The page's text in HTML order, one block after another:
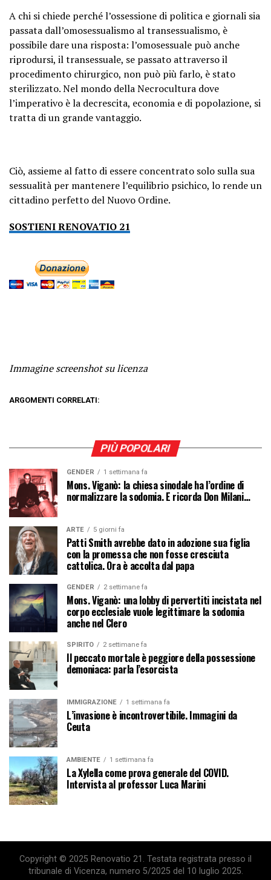
A chi si chiede perché l’ossessione di politica e giornali sia
passata dall’omosessualismo al transessualismo, è
possibile dare una risposta: l’omosessuale può anche
riprodursi, il transessuale, se passato attraverso il
procedimento chirurgico, non può più farlo, è stato
sterilizzato. Nel mondo della Necrocultura dove
l’imperativo è la decrescita, economia e di popolazione, si
tratta di un grande vantaggio.
Ciò, assieme al fatto di essere concentrato solo sulla sua
sessualità per mantenere l’equilibrio psichico, lo rende un
cittadino perfetto del Nuovo Ordine.
SOSTIENI RENOVATIO 21
Immagine screenshot su licenza
ARGOMENTI CORRELATI:
PIÙ POPOLARI
GENDER 1 settimana fa
Mons. Viganò: la chiesa sinodale ha l’ordine di
normalizzare la sodomia. E ricorda Don Milani…
ARTE 5 giorni fa
Patti Smith avrebbe dato in adozione sua figlia
con la promessa che non fosse cresciuta
cattolica. Ora è accolta dal papa
GENDER 2 settimane fa
Mons. Viganò: una lobby di pervertiti incistata nel
corpo ecclesiale vuole legittimare la sodomia
anche nel Clero
SPIRITO 2 settimane fa
Il peccato mortale è peggiore della possessione
demoniaca: parla l’esorcista
IMMIGRAZIONE 1 settimana fa
L’invasione è incontrovertibile. Immagini da
Ceuta
AMBIENTE 1 settimana fa
La Xylella come prova generale del COVID.
Intervista al professor Luca Marini
Copyright © 2025 Renovatio 21. Testata registrata presso il
tribunale di Vicenza, numero 5/2025 del 10 luglio 2025.